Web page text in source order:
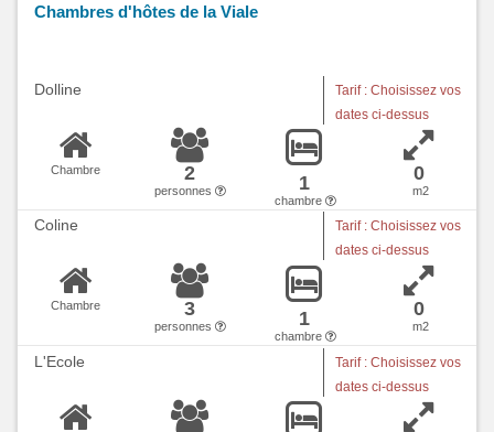
Chambres d'hôtes de la Viale
Dolline
Tarif : Choisissez vos
dates ci-dessus
Chambre 2
personnes 1
chambre
0
m2
Coline
Tarif : Choisissez vos
dates ci-dessus
Chambre 3
personnes 1
chambre
0
m2
L'Ecole
Tarif : Choisissez vos
dates ci-dessus